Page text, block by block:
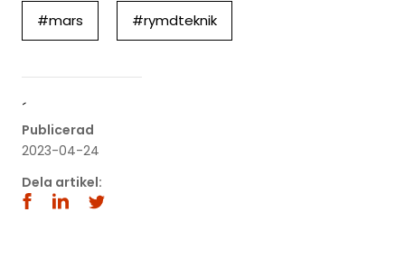
#mars #rymdteknik
´
Publicerad
2023-04-24
Dela artikel: